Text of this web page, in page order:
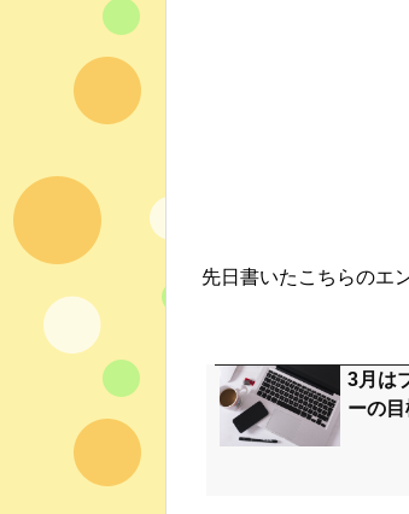
先日書いたこちらのエ
3月は
ーの